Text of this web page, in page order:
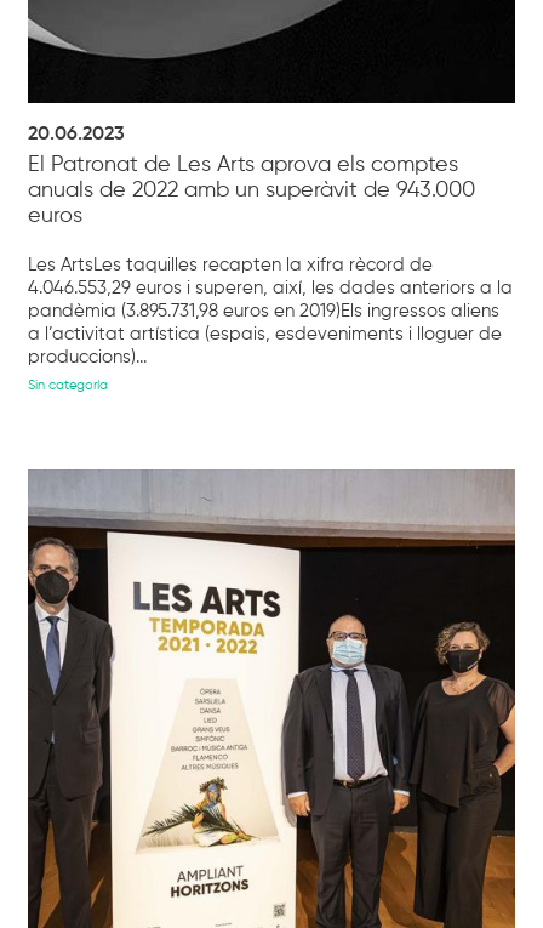
20.06.2023
El Patronat de Les Arts aprova els comptes
anuals de 2022 amb un superàvit de 943.000
euros
Les ArtsLes taquilles recapten la xifra rècord de
4.046.553,29 euros i superen, així, les dades anteriors a la
pandèmia (3.895.731,98 euros en 2019)Els ingressos aliens
a l’activitat artística (espais, esdeveniments i lloguer de
produccions)...
Sin categoría